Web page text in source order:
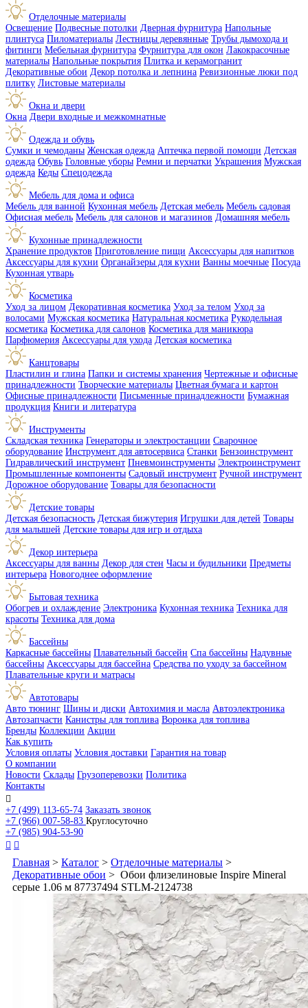
Отделочные материалы
Освещение Подвесные потолки Дверная фурнитура Напольные
плинтуса Пиломатериалы Лестницы деревянные Трубы дымохода и
фитинги Мебельная фурнитура Фурнитура для окон Лакокрасочные
материалы Напольные покрытия Плитка и керамогранит
Декоративные обои Декор потолка и лепнина Ревизионные люки под
плитку Листовые материалы
Окна и двери
Окна Двери входные и межкомнатные
Одежда и обувь
Сумки и чемоданы Женская одежда Аптечка первой помощи Детская
одежда Обувь Головные уборы Ремни и перчатки Украшения Мужская
одежда Кеды Спецодежда
Мебель для дома и офиса
Мебель для ванной Кухонная мебель Детская мебель Мебель садовая
Офисная мебель Мебель для салонов и магазинов Домашняя мебель
Кухонные принадлежности
Хранение продуктов Приготовление пищи Аксессуары для напитков
Аксессуары для кухни Органайзеры для кухни Ванны моечные Посуда
Кухонная утварь
Косметика
Уход за лицом Декоративная косметика Уход за телом Уход за
волосами Мужская косметика Натуральная косметика Рукодельная
косметика Косметика для салонов Косметика для маникюра
Парфюмерия Аксессуары для ухода Детская косметика
Канцтовары
Пластилин и глина Папки и системы хранения Чертежные и офисные
принадлежности Творческие материалы Цветная бумага и картон
Офисные принадлежности Письменные принадлежности Бумажная
продукция Книги и литература
Инструменты
Складская техника Генераторы и электростанции Сварочное
оборудование Инструмент для автосервиса Станки Бензоинструмент
Гидравлический инструмент Пневмоинструменты Электроинструмент
Промышленные компоненты Садовый инструмент Ручной инструмент
Дорожное оборудование Товары для безопасности
Детские товары
Детская безопасность Детская бижутерия Игрушки для детей Товары
для малышей Детские товары для игр и отдыха
Декор интерьера
Аксессуары для ванны Декор для стен Часы и будильники Предметы
интерьера Новогоднее оформление
Бытовая техника
Обогрев и охлаждение Электроника Кухонная техника Техника для
красоты Техника для дома
Бассейны
Каркасные бассейны Плавательный бассейн Спа бассейны Надувные
бассейны Аксессуары для бассейна Средства по уходу за бассейном
Плавательные круги и матрасы
Автотовары
Авто тюнинг Шины и диски Автохимия и масла Автоэлектроника
Автозапчасти Канистры для топлива Воронка для топлива
Бренды Коллекции Акции
Как купить
Условия оплаты Условия доставки Гарантия на товар
О компании
Новости Склады Грузоперевозки Политика
Контакты

+7 (499) 113-65-74 Заказать звонок
+7 (966) 007-58-83 Круглосуточно
+7 (985) 904-53-90
 
Главная > Каталог > Отделочные материалы >
Декоративные обои > Обои флизелиновые Inspire Mineral
серые 1.06 м 87737494 STLM-2124738